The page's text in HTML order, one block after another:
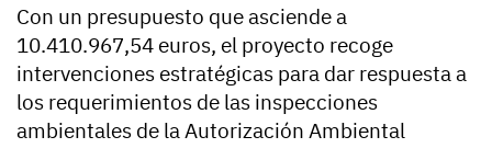
Con un presupuesto que asciende a
10.410.967,54 euros, el proyecto recoge
intervenciones estratégicas para dar respuesta a
los requerimientos de las inspecciones
ambientales de la Autorización Ambiental